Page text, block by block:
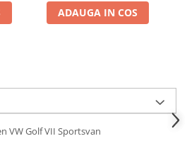
ADAUGA IN COS
VW Golf VII Sportsvan